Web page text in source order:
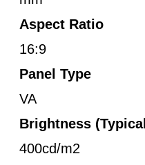
Aspect Ratio
16:9
Panel Type
VA
Brightness
400cd/m2